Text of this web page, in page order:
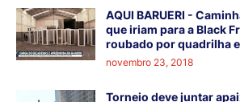
AQUI BARUERI -
que iriam para a Black
roubado por quadrilha
novembro 23, 2018
Torneio deve juntar